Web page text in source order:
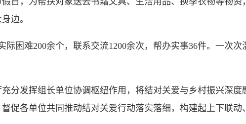
边。
困难200余个，联系交流1200余次，帮办实事36件。一次次
发挥组长单位协调枢纽作用，将结对关爱与乡村振兴深度
促各单位共同推动结对关爱行动落实落细，构建起上下联动